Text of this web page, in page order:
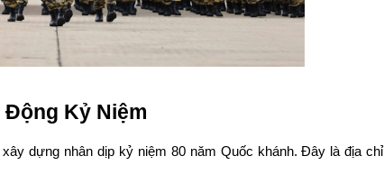
Động Kỷ Niệm
dựng nhân dịp kỷ niệm 80 năm Quốc khánh. Đây là địa